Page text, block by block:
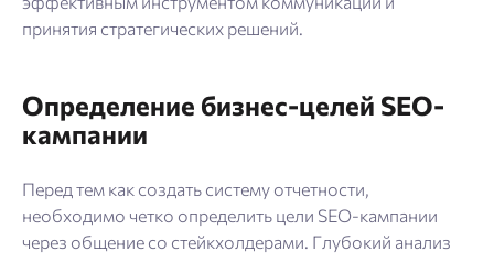
принятия стратегических решений.
Определение бизнес-целей SEO-
кампании
Перед тем как создать систему отчетности,
необходимо четко определить цели SEO-кампании
через общение со стейкхолдерами. Глубокий анализ